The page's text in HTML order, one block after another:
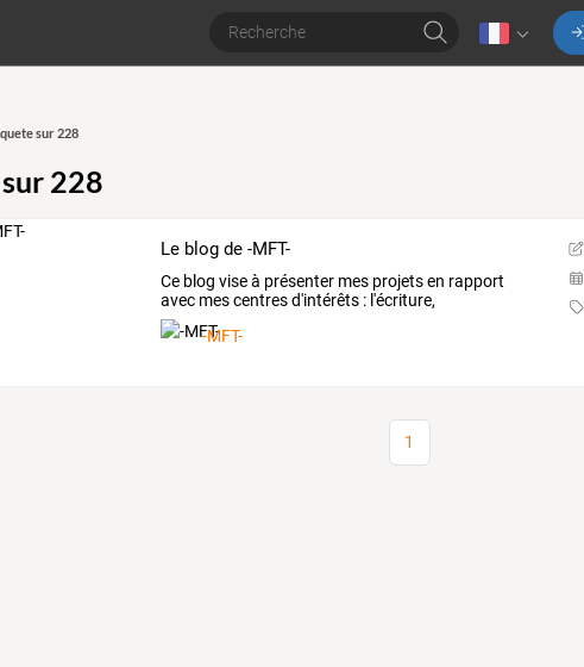
sur 228
228
Le blog de -MFT-
Ce blog viseà présenter mes projetsen rapport
avec mescentresd'intérêts : l'écriture,
Warhammer
-MFT-
1